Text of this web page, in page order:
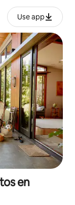
Use app
en